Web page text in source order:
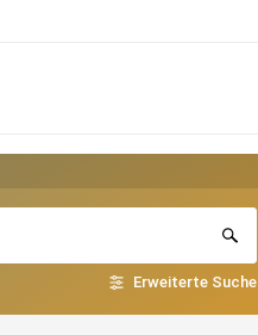
Erweiterte Suche